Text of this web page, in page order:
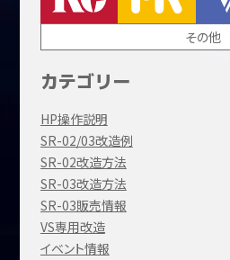
その他
カテゴリー
HP操作説明
SR-02/03改造例
SR-02改造方法
SR-03改造方法
SR-03販売情報
VS専用改造
イベント情報